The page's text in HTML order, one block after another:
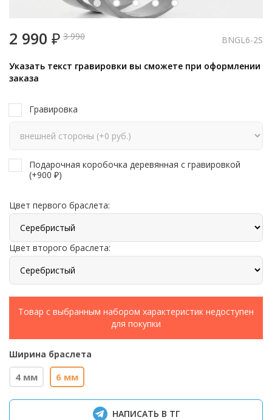
2 990 ₽ 3 990 BNGL6-2S
Указать текст гравировки вы сможете при оформлении
заказа
Цвет первого браслета:
Цвет второго браслета:
Гравировка
Подарочная коробочка деревянная с гравировкой
(+900 ₽)
Товар с выбранным набором характеристик недоступен
для покупки
Ширина браслета
4 мм 6 мм
НАПИСАТЬ В ТГ